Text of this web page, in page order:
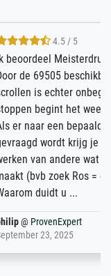
positief.
(na
af aan).
aantal
Rose etc).